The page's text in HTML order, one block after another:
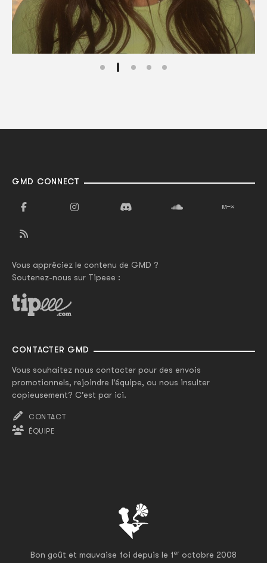
Bon goût et mauvaise foi depuis le 1er octobre 2008
GMD CONNECT
Vous appréciez le contenu de GMD ?
Soutenez-nous sur Tipeee :
CONTACTER GMD
Vous souhaitez nous contacter pour des envois
promotionnels, rejoindre l'équipe, ou nous insulter
copieusement? C'est par ici.
CONTACT
ÉQUIPE